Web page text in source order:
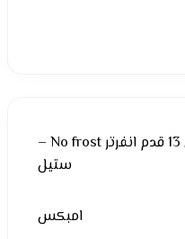
ثلاجة امبكس بابين 13 قدم انفرتر No frost –
ستيل
امبكس